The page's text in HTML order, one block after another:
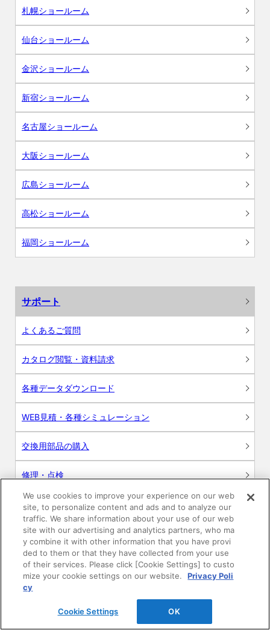
札幌ショールーム
仙台ショールーム
金沢ショールーム
新宿ショールーム
名古屋ショールーム
大阪ショールーム
広島ショールーム
高松ショールーム
福岡ショールーム
サポート
よくあるご質問
カタログ閲覧・資料請求
各種データダウンロード
WEB見積・各種シミュレーション
交換用部品の購入
修理・点検
お問い合わせ
ログイン
建築・設計関係者様向けサイト
ユーザー登録サービス
WEB見積システム
We use cookies to improve your experience on our web
site, to personalize content and ads and to analyze our
traffic. We share information about your use of our web
site with our advertising and analytics partners, who ma
y combine it with other information that you have provi
ded to them or that they have collected from your use
of their services. Please click [Cookie Settings] to custo
mize your cookie settings on our website.
Privacy Poli
cy
Cookie Settings OK